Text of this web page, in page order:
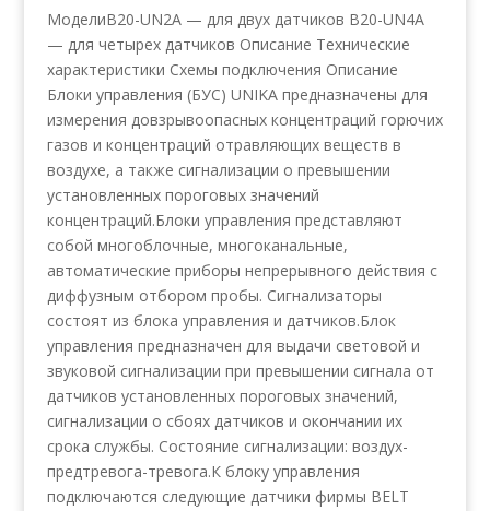
МоделиB20-UN2A — для двух датчиков B20-UN4A
— для четырех датчиков Описание Технические
характеристики Схемы подключения Описание
Блоки управления (БУС) UNIKA предназначены для
измерения довзрывоопасных концентраций горючих
газов и концентраций отравляющих веществ в
воздухе, а также сигнализации о превышении
установленных пороговых значений
концентраций.Блоки управления представляют
собой многоблочные, многоканальные,
автоматические приборы непрерывного действия с
диффузным отбором пробы. Сигнализаторы
состоят из блока управления и датчиков.Блок
управления предназначен для выдачи световой и
звуковой сигнализации при превышении сигнала от
датчиков установленных пороговых значений,
сигнализации о сбоях датчиков и окончании их
срока службы. Состояние сигнализации: воздух-
предтревога-тревога.К блоку управления
подключаются следующие датчики фирмы BELT